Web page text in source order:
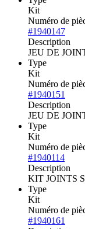
Kit
Numéro de
#1940147
Description
JEU DE
Type
Kit
Numéro de
#1940151
Description
JEU DE
Type
Kit
Numéro de
#1940114
Description
KIT JOINTS
Type
Kit
Numéro de
#1940161